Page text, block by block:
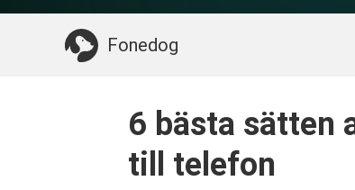
Fonedog
Något du kan behöva:
6 bästa sätten
till telefon